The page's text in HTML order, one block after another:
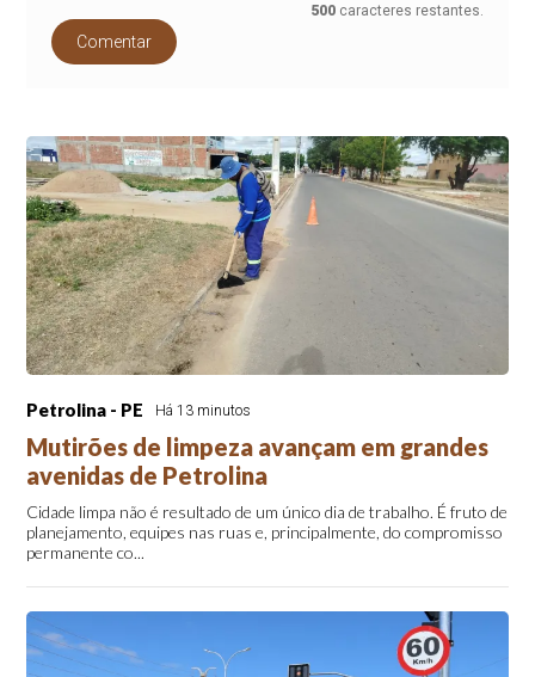
500 caracteres restantes.
Comentar
Petrolina - PE Há 13 minutos
Mutirões de limpeza avançam em grandes
avenidas de Petrolina
Cidade limpa não é resultado de um único dia de trabalho. É fruto de
planejamento, equipes nas ruas e, principalmente, do compromisso
permanente co...